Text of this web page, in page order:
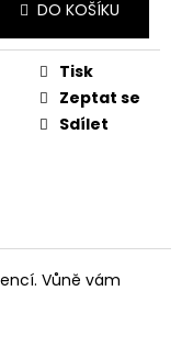
DO KOŠÍKU
Tisk
Zeptat se
Sdílet
Vůně vám